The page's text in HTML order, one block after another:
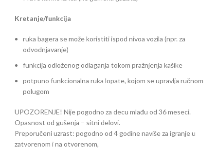
Kretanje/funkcija
ruka bagera se može koristiti ispod nivoa vozila (npr. za
odvodnjavanje)
funkcija odloženog odlaganja tokom pražnjenja kašike
potpuno funkcionalna ruka lopate, kojom se upravlja ručnom
polugom
UPOZORENJE! Nije pogodno za decu mlađu od 36 meseci.
Opasnost od gušenja – sitni delovi.
Preporučeni uzrast: pogodno od 4 godine naviše za igranje u
zatvorenom i na otvorenom,